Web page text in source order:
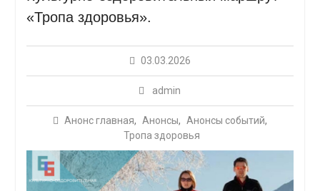
«Тропа здоровья».
03.03.2026
admin
Анонс главная, Анонсы, Анонсы событий,
Тропа здоровья